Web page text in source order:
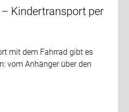
Kindertransport per
mit dem Fahrrad gibt es
vom Anhänger über den